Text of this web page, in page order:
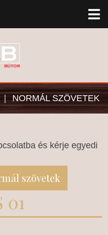
| NORMÁL SZÖVETEK
és kérje egyedi
szövetek
01